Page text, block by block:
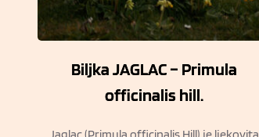
Biljka JAGLAC – Primula
officinalis hill.